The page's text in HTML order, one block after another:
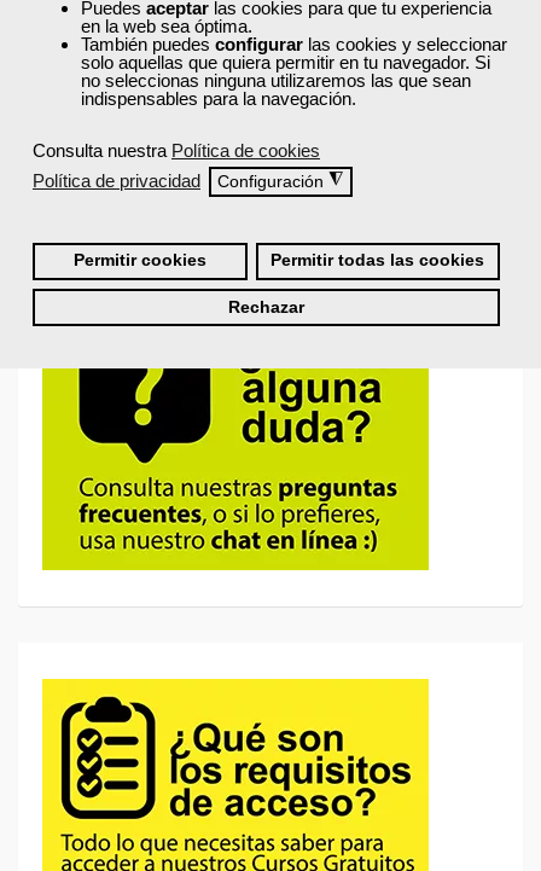
Puedes aceptar las cookies para que tu experiencia
en la web sea óptima.
También puedes configurar las cookies y seleccionar
solo aquellas que quiera permitir en tu navegador. Si
no seleccionas ninguna utilizaremos las que sean
indispensables para la navegación.
Consulta nuestra Política de cookies
Política de privacidad
Configuración ◮
Permitir cookies Permitir todas las cookies
Rechazar
Recordarme
Iniciar sesión
¿No recuerdas tu nombre de usuario o contraseña?